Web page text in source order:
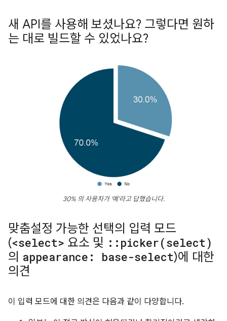
새 API를 사용해 보셨나요? 그렇다면 원하
는 대로 빌드할 수 있었나요?
30% 의 사용자가 '예'라고 답했습니다.
맞춤설정 가능한 선택의 입력 모드
(<select> 요소 및 :: picker(select)
의 appearance: base-select)에 대한
의견
이 입력 모드에 대한 의견은 다음과 같이 다양합니다.